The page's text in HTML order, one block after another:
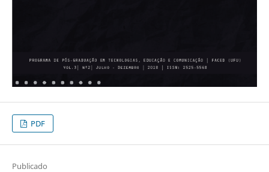
PDF
Publicado